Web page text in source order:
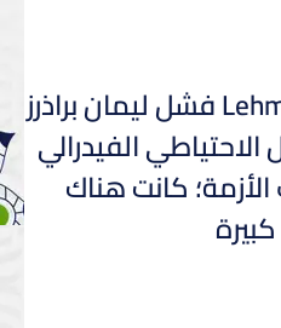
فشل ليمان براذرز Lehman Brothers أظهر أن
الفيدرالي
كانت هناك